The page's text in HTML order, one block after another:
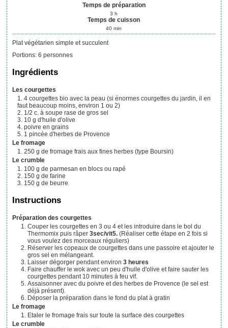
Temps de préparation
3 h
Temps de cuisson
40 min
Plat végétarien simple et succulent
Portions:6 personnes
Ingrédients
Les courgettes
4 courgettes bio avec la peau (si énormes courgettes du jardin, il en
faut beaucoup moins, environ 1 ou 2)
1/2 c. à soupe rase de gros sel
10 g d'huile d'olive
poivre en grains
1 pincée d'herbes de Provence
Le fromage
250 g de fromage frais aux fines herbes (type Boursin)
Le crumble
100 g de parmesan en blocs ou rapé
150 g de farine
150 g de beurre
Instructions
Préparation des courgettes
Couper les courgettes en 3 ou 4 et les introduire dans le bol du
Thermomix puis râper3sec/vit5.(Réaliser cette étape en 2 fois si
vous voulez des morceaux réguliers)
Réserver les copeaux de courgettes dans une passoire et ajouter le
gros sel en mélangeant.
Laisser dégorger pendant environ3 heures
Faire chauffer le wok avec un peu d'huile d'olive et faire sauter les
courgettes pendant 10 minutes à feu vif.
Assaisonner avec du poivre et des herbes de Provence (le sel est
déjà présent).
Déposer la préparation dans le fond du plat à gratin
Le fromage
Etaler le fromage frais sur toute la surface des courgettes
Le crumble